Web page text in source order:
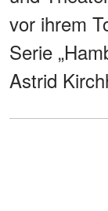
vor ihrem
Serie
Astrid